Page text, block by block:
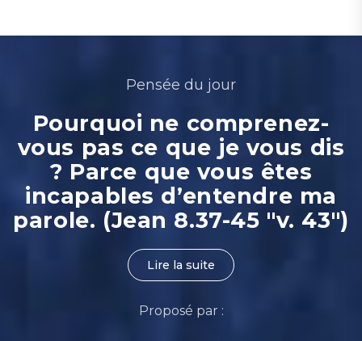
Pensée du jour
Pourquoi ne comprenez-
vous pas ce que je vous dis
? Parce que vous êtes
incapables d’entendre ma
parole. (Jean 8.37-45 "v. 43")
Lire la suite
Proposé par :